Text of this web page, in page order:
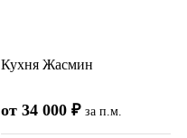
Кухня Жасмин
от 34 000 ₽ за п.м.